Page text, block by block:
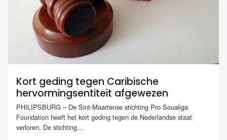
Kort geding tegen Caribische
hervormingsentiteit afgewezen
PHILIPSBURG – De Sint-Maartense stichting Pro Soualiga
Foundation heeft het kort geding tegen de Nederlandse staat
verloren. De stichting...